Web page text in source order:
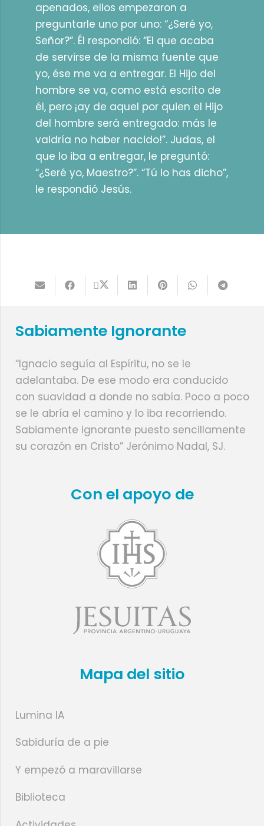
apenados, ellos empezaron a
preguntarle uno por uno: “¿Seré yo,
Señor?”. Él respondió: “El que acaba
de servirse de la misma fuente que
yo, ése me va a entregar. El Hijo del
hombre se va, como está escrito de
él, pero ¡ay de aquel por quien el Hijo
del hombre será entregado: más le
valdría no haber nacido!”. Judas, el
que lo iba a entregar, le preguntó:
“¿Seré yo, Maestro?”. “Tú lo has dicho”,
le respondió Jesús.
Sabiamente Ignorante
“Ignacio seguía al Espíritu, no se le
adelantaba. De ese modo era conducido
con suavidad a donde no sabía. Poco a poco
se le abría el camino y lo iba recorriendo.
Sabiamente ignorante puesto sencillamente
su corazón en Cristo” Jerónimo Nadal, SJ.
Con el apoyo de
Mapa del sitio
Lumina IA
Sabiduría de a pie
Y empezó a maravillarse
Biblioteca